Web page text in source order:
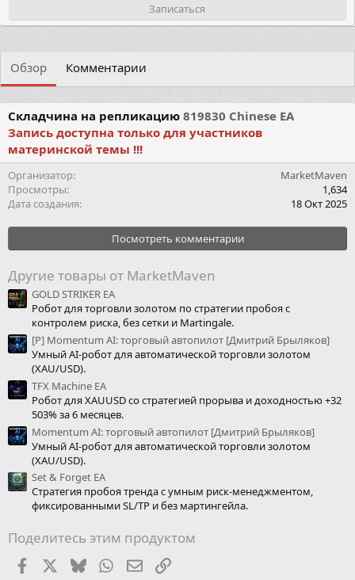
Записаться
Обзор Комментарии
Складчина на репликацию 819830 Chinese EA
Запись доступна только для участников
материнской темы !!!
Организатор
MarketMaven
Просмотры
1,634
Дата создания
18 Окт 2025
Посмотреть комментарии
Другие товары от MarketMaven
GOLD STRIKER EA
Робот для торговли золотом по стратегии пробоя с
контролем риска, без сетки и Martingale.
[Р] Momentum AI: торговый автопилот [Дмитрий Брыляков]
Умный AI-робот для автоматической торговли золотом
(XAU/USD).
TFX Machine EA
Робот для XAUUSD со стратегией прорыва и доходностью +32
503% за 6 месяцев.
Momentum AI: торговый автопилот [Дмитрий Брыляков]
Умный AI-робот для автоматической торговли золотом
(XAU/USD).
Set & Forget EA
Стратегия пробоя тренда с умным риск-менеджментом,
фиксированными SL/TP и без мартингейла.
Поделитесь этим продуктом
FacebookX (Twitter)
BlueskyWhatsApp
Электронная почта
Ссылка